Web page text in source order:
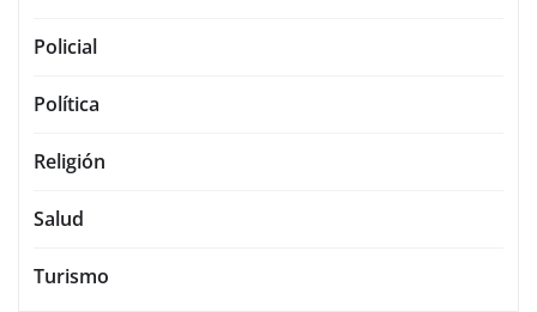
Policial
Política
Religión
Salud
Turismo